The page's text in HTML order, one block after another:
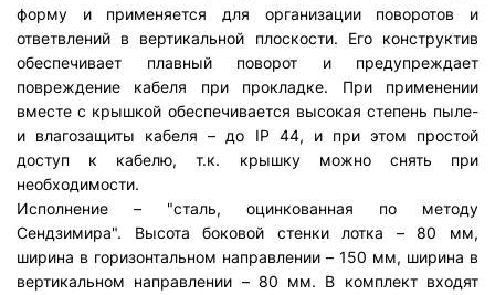
форму и применяется для организации поворотов и
ответвлений в вертикальной плоскости. Его конструктив
обеспечивает плавный поворот и предупреждает
повреждение кабеля при прокладке. При применении
вместе с крышкой обеспечивается высокая степень пыле-
и влагозащиты кабеля – до IP 44, и при этом простой
доступ к кабелю, т.к. крышку можно снять при
необходимости.
Исполнение – "сталь, оцинкованная по методу
Сендзимира". Высота боковой стенки лотка – 80 мм,
ширина в горизонтальном направлении – 150 мм, ширина в
вертикальном направлении – 80 мм. В комплект входят